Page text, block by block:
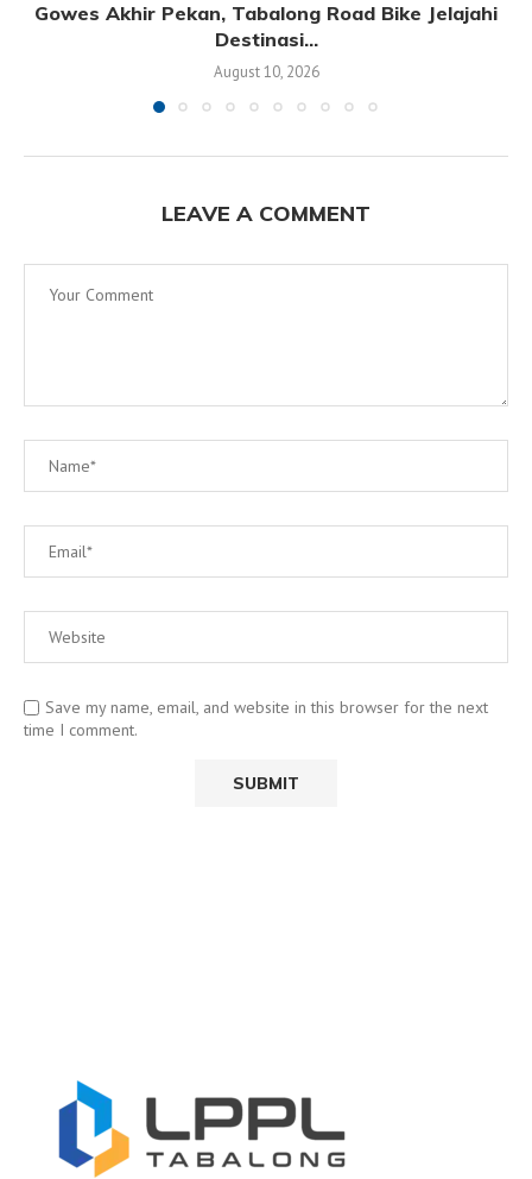
Gowes Akhir Pekan, Tabalong Road Bike Jelajahi
Destinasi...
August 10, 2026
LEAVE A COMMENT
Save my name, email, and website in this browser for the next
time I comment.